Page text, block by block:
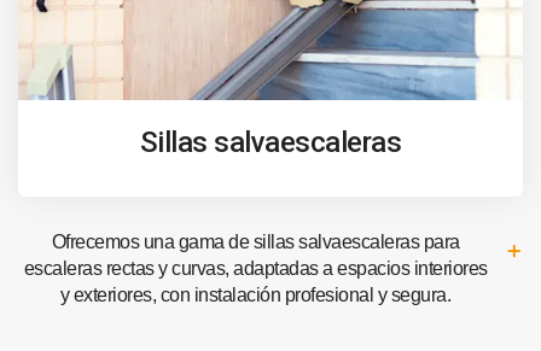
Sillas salvaescaleras
Ofrecemos una gama de sillas salvaescaleras para
escaleras rectas y curvas, adaptadas a espacios interiores
y exteriores, con instalación profesional y segura.